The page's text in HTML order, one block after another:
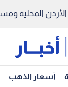
الأردن المحلية
أسعار الذهب